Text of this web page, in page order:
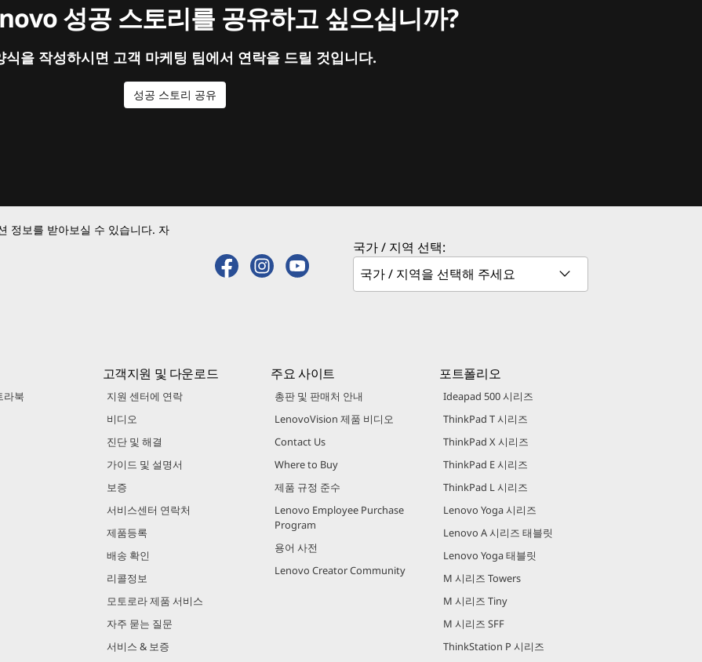
성공 스토리를 공유하고 싶으십니까?
식을 작성하시면 고객 마케팅 팀에서 연락을 드릴 것입니다.
성공 스토리 공유
정보를 받아보실 수 있습니다. 자
국가 / 지역 선택:
라북
고객지원 및 다운로드
지원 센터에 연락
비디오
진단 및 해결
가이드 및 설명서
보증
서비스센터 연락처
제품등록
배송 확인
리콜정보
모토로라 제품 서비스
자주 묻는 질문
서비스 & 보증
주요 사이트
총판 및 판매처 안내
LenovoVision 제품 비디오
Contact Us
Where to Buy
제품 규정 준수
Lenovo Employee Purchase
Program
용어 사전
Lenovo Creator Community
포트폴리오
Ideapad 500 시리즈
ThinkPad T 시리즈
ThinkPad X 시리즈
ThinkPad E 시리즈
ThinkPad L 시리즈
Lenovo Yoga 시리즈
Lenovo A 시리즈 태블릿
Lenovo Yoga 태블릿
M 시리즈 Towers
M 시리즈 Tiny
M 시리즈 SFF
ThinkStation P 시리즈